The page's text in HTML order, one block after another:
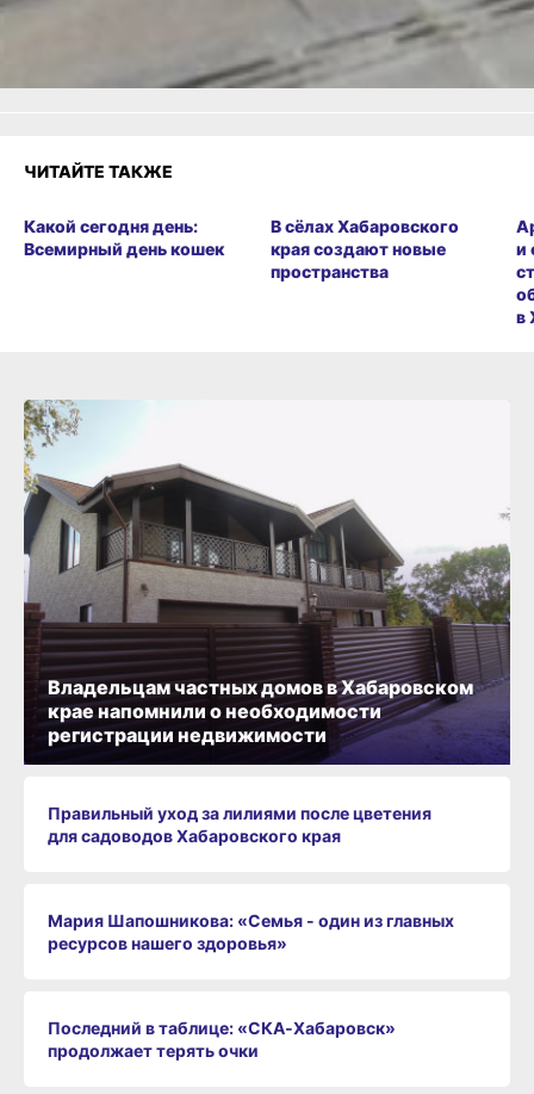
ЧИТАЙТЕ ТАКЖЕ
Какой сегодня день:
Всемирный день кошек
В сёлах Хабаровского
края создают новые
пространства
и
в
Владельцам частных домов в Хабаровском
крае напомнили о необходимости
регистрации недвижимости
Правильный уход за лилиями после цветения
для садоводов Хабаровского края
Мария Шапошникова: «Семья - один из главных
ресурсов нашего здоровья»
Последний в таблице: «СКА‑Хабаровск»
продолжает терять очки